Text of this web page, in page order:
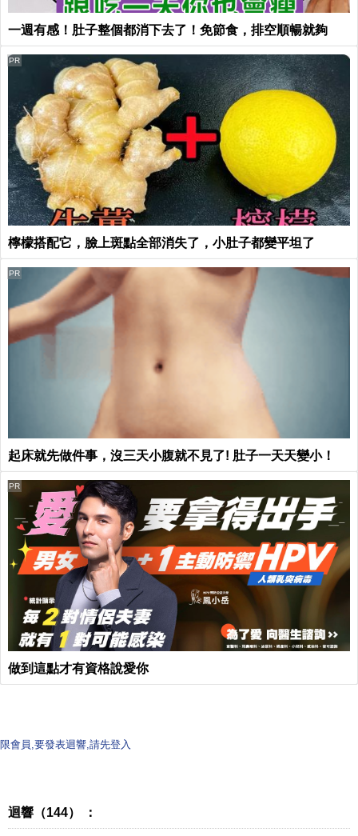
一週有感！肚子整個都消下去了！免節食，排空順暢就夠
檸檬搭配它，臉上斑點全部消失了，小肚子都變平坦了
PR
起床就先做件事，沒三天小腹就不見了! 肚子一天天變小！
PR
做到這點才有資格說愛你
PR
限會員,要發表迴響,請先登入
迴響（144） ：